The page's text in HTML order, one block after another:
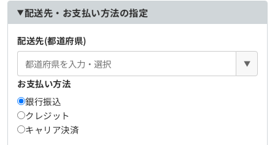
配送先・お支払い方法の指定
配送先(都道府県)
▼
お支払い方法
銀行振込
クレジット
キャリア決済